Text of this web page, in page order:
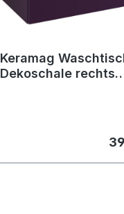
Keramag
Dekoschale rechts